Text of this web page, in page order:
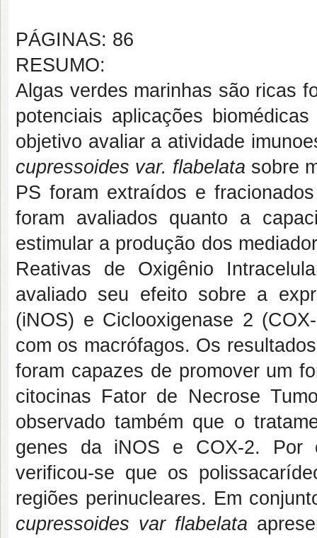
PÁGINAS: 86
RESUMO:
Algas verdes marinhas são ricas
potenciais aplicações
objetivo avaliar a atividade
cupressoides var. flabelata sobre
PS foram extraídos e
foram avaliados quanto a
estimular a produção dos
Reativas de Oxigênio
avaliado seu efeito sobre a
(iNOS) e Ciclooxigenase 2
com os macrófagos. Os
foram capazes de promover um
citocinas Fator de Necrose
observado também que o
genes da iNOS e COX-2. Por
verificou-se que os
regiões perinucleares. Em
cupressoides var flabelata